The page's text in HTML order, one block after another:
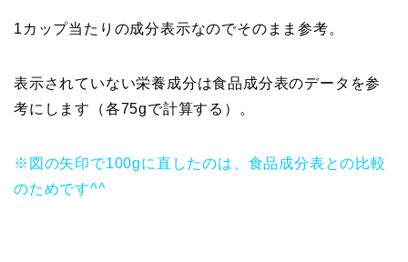
1カップ当たりの成分表示なのでそのまま参考。
表示されていない栄養成分は食品成分表のデータを参
考にします（各75gで計算する）。
※図の矢印で100gに直したのは、食品成分表との比較
のためです^^